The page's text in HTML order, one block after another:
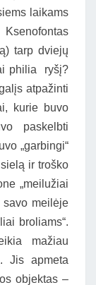
laikams
tarp dviejų
philia ryšį?
atpažinti
kurie buvo
paskelbti
„garbingi“
ir troško
„meilužiai
savo meilėje
broliams“.
mažiau
Jis apmeta
objektas –